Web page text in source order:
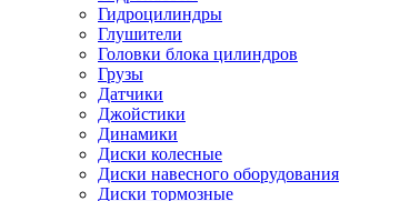
Гидроцилиндры
Глушители
Головки блока цилиндров
Грузы
Датчики
Джойстики
Динамики
Диски колесные
Диски навесного оборудования
Диски тормозные